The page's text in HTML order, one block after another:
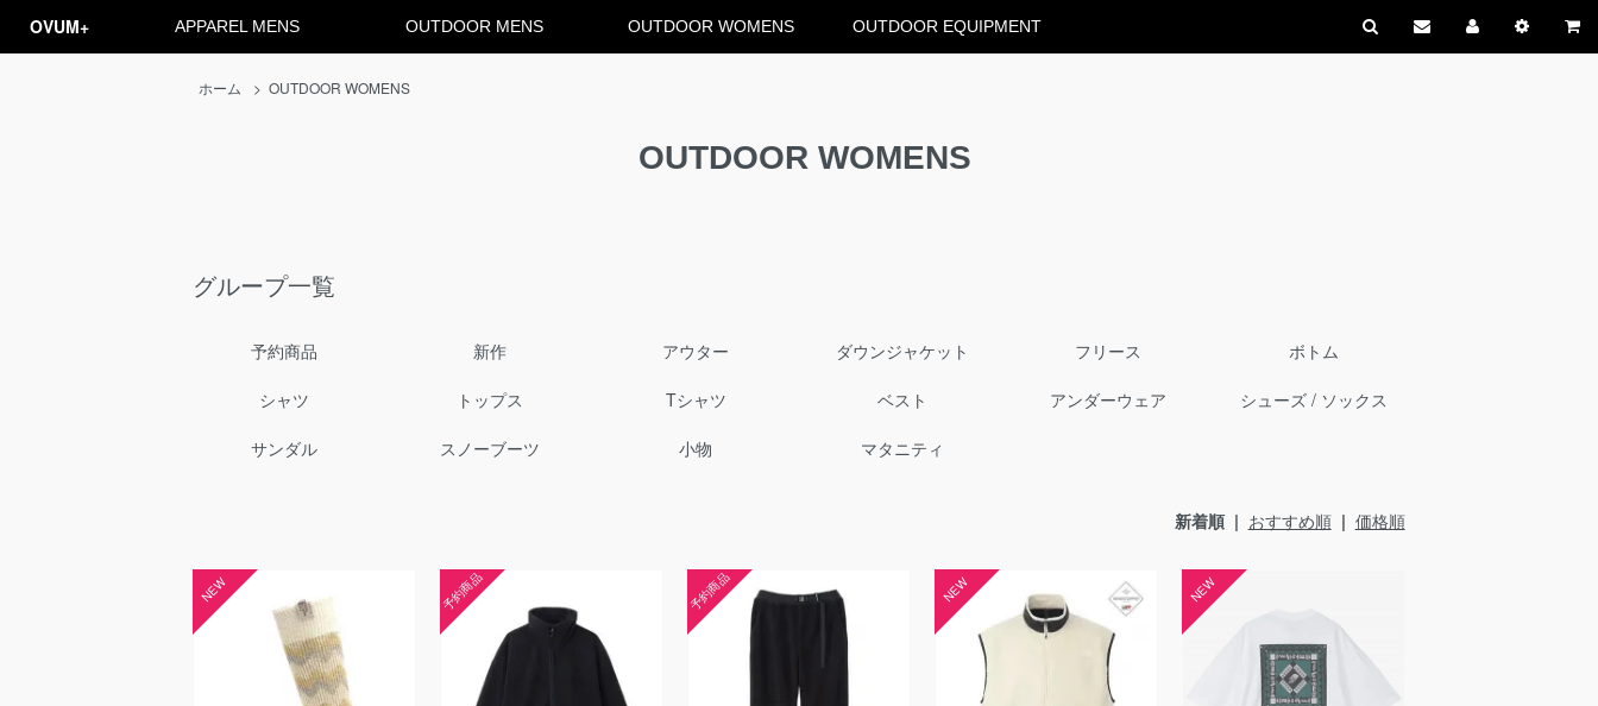
OVUM+ APPAREL MENS OUTDOOR MENS OUTDOOR WOMENS OUTDOOR EQUIPMENT
ホーム >OUTDOOR WOMENS
OUTDOOR WOMENS
グループ一覧
予約商品 新作 アウター ダウンジャケット フリース ボトム
シャツ トップス Tシャツ ベスト アンダーウェア シューズ / ソックス
サンダル スノーブーツ 小物 マタニティ
新着順 | おすすめ順| 価格順
NEW 予約商品 予約商品 NEW NEW